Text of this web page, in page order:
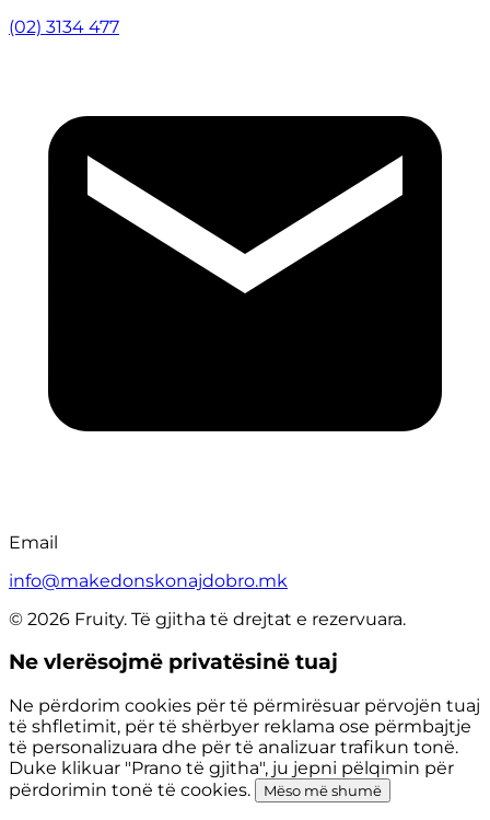
(02) 3134 477
Email
info@makedonskonajdobro.mk
© 2026 Fruity. Të gjitha të drejtat e rezervuara.
Ne vlerësojmë privatësinë tuaj
Ne përdorim cookies për të përmirësuar përvojën tuaj
të shfletimit, për të shërbyer reklama ose përmbajtje
të personalizuara dhe për të analizuar trafikun tonë.
Duke klikuar "Prano të gjitha", ju jepni pëlqimin për
përdorimin tonë të cookies.
Mëso më shumë